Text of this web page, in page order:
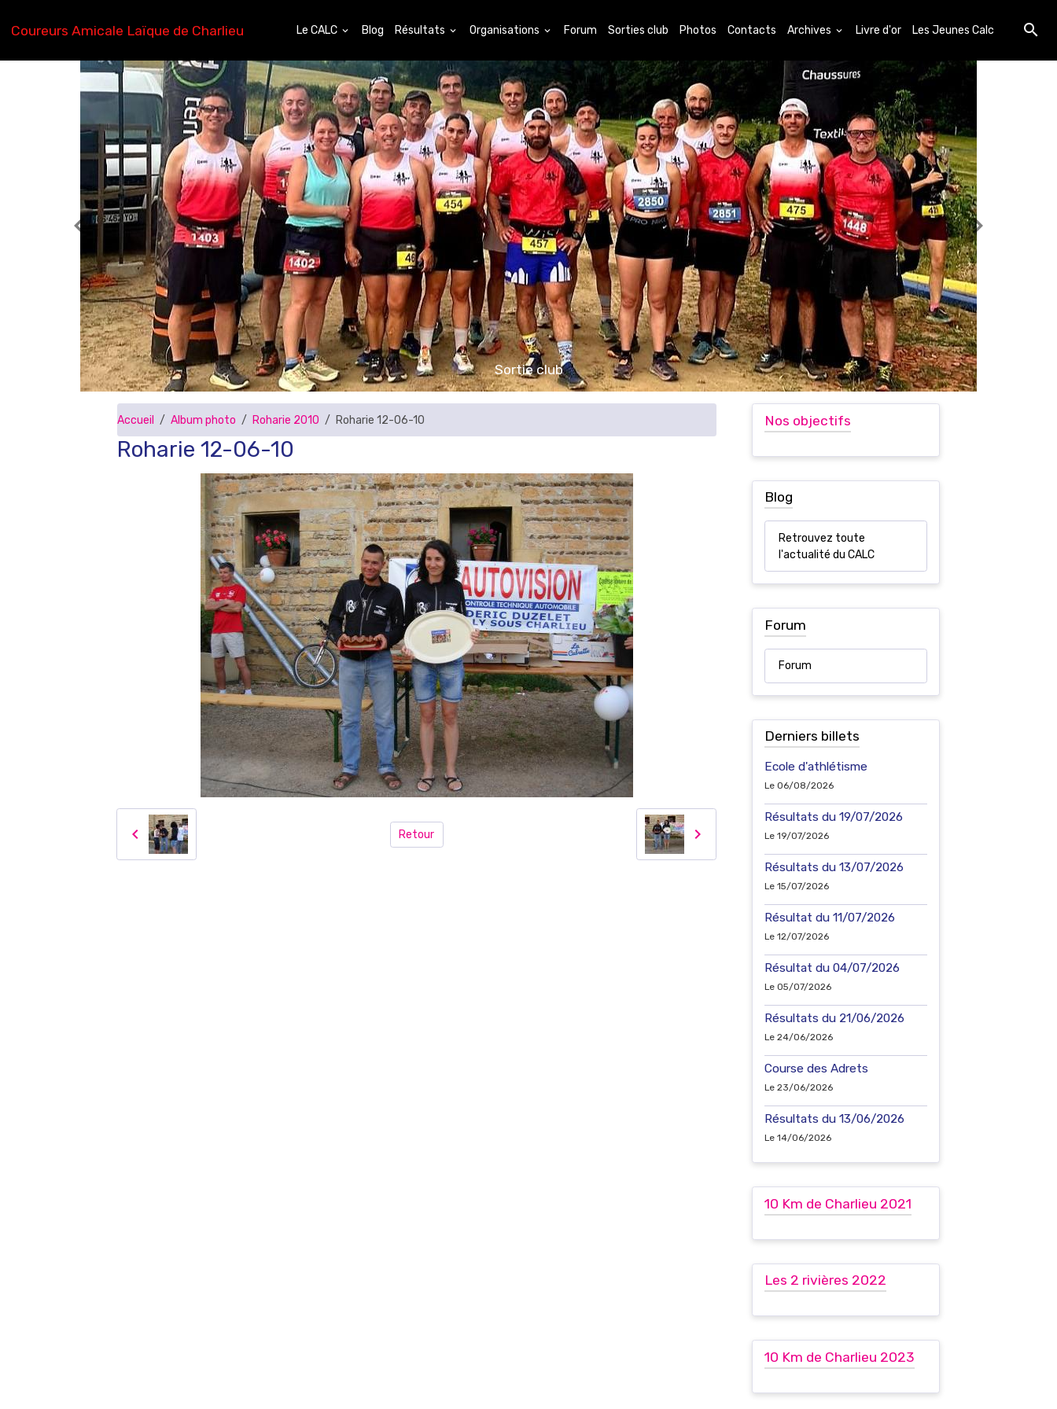
Coureurs Amicale Laïque de Charlieu Le CALC Blog Résultats Organisations Forum Sorties club Photos Contacts Archives Livre d'or Les Jeunes Calc
Sortie club
Accueil Album photo Roharie 2010 Roharie 12-06-10
Roharie 12-06-10
Retour
Nos objectifs
Blog
Retrouvez toute
l'actualité du CALC
Forum
Forum
Derniers billets
Ecole d'athlétisme
Le 06/08/2026
Résultats du 19/07/2026
Le 19/07/2026
Résultats du 13/07/2026
Le 15/07/2026
Résultat du 11/07/2026
Le 12/07/2026
Résultat du 04/07/2026
Le 05/07/2026
Résultats du 21/06/2026
Le 24/06/2026
Course des Adrets
Le 23/06/2026
Résultats du 13/06/2026
Le 14/06/2026
10 Km de Charlieu 2021
Les 2 rivières 2022
10 Km de Charlieu 2023